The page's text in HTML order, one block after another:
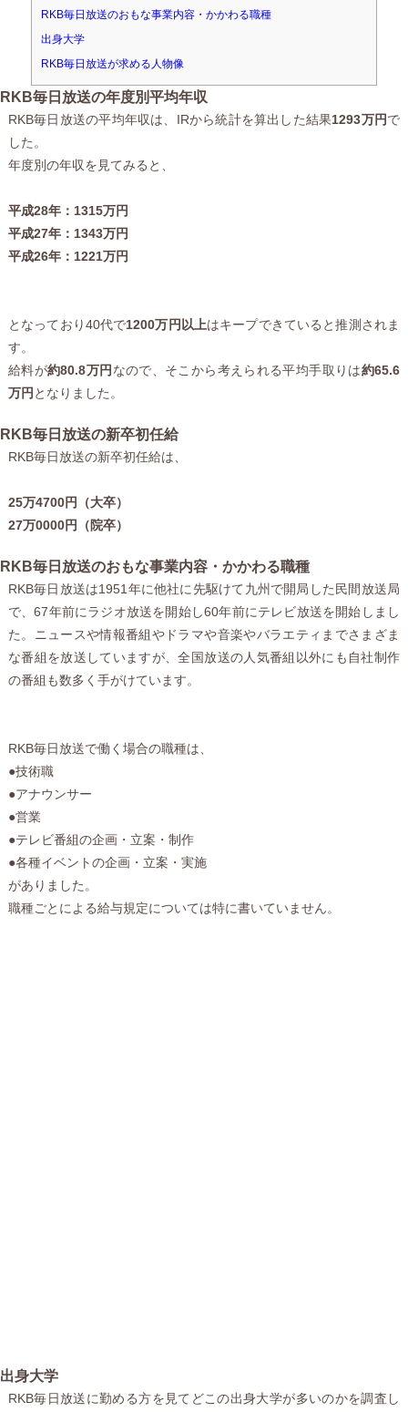
RKB毎日放送のおもな事業内容・かかわる職種
出身大学
RKB毎日放送が求める人物像
RKB毎日放送の年度別平均年収
RKB毎日放送の平均年収は、IRから統計を算出した結果1293万円で
した。
年度別の年収を見てみると、
平成28年：1315万円
平成27年：1343万円
平成26年：1221万円
となっており40代で1200万円以上はキープできていると推測されま
す。
給料が約80.8万円 なので、そこから考えられる平均手取りは約65.6
万円 となりました。
RKB毎日放送の新卒初任給
RKB毎日放送の新卒初任給は、
25万4700円（大卒）
27万0000円（院卒）
RKB毎日放送のおもな事業内容・かかわる職種
RKB毎日放送は1951年に他社に先駆けて九州で開局した民間放送局
で、67年前にラジオ放送を開始し60年前にテレビ放送を開始しまし
た。ニュースや情報番組やドラマや音楽やバラエティまでさまざま
な番組を放送していますが、全国放送の人気番組以外にも自社制作
の番組も数多く手がけています。
RKB毎日放送で働く場合の職種は、
●技術職
●アナウンサー
●営業
●テレビ番組の企画・立案・制作
●各種イベントの企画・立案・実施
がありました。
職種ごとによる給与規定については特に書いていません。
出身大学
RKB毎日放送に勤める方を見てどこの出身大学が多いのかを調査し